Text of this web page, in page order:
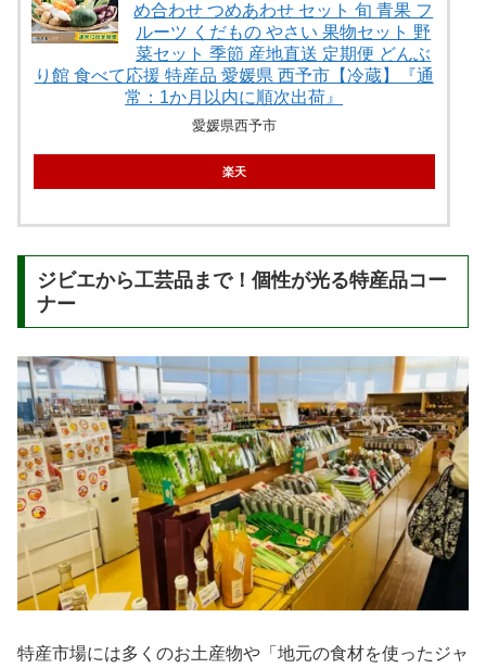
め合わせ つめあわせ セット 旬 青果 フ
ルーツ くだもの やさい 果物セット 野
菜セット 季節 産地直送 定期便 どんぶ
り館 食べて応援 特産品 愛媛県 西予市【冷蔵】『通
常：1か月以内に順次出荷』
愛媛県西予市
楽天
ジビエから工芸品まで！個性が光る特産品コー
ナー
特産市場には多くのお土産物や「地元の食材を使ったジャ